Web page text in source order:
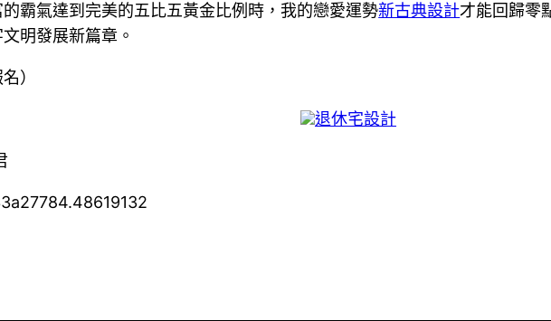
的霸氣達到完美的五比五黃金比例時，我的戀愛運勢新古典設計才能回歸零
明發展新篇章。
）
退休宅設計